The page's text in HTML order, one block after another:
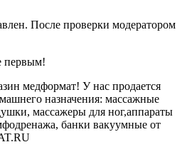
После проверки модератором
первым!
медформат! У нас продается
назначения: массажные
массажеры для ног,аппараты
банки вакуумные от